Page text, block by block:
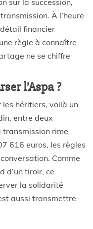
sur la succession,
À l’heure
financier
règle à connaître
ne se chiffre
l’Aspa ?
les héritiers, voilà un
entre deux
transmission rime
616 euros, les règles
Comme
d’un tiroir, ce
la solidarité
aussi transmettre